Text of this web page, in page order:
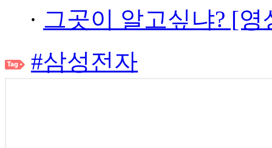
· 그곳이 알고싶냐? [
#삼성전자